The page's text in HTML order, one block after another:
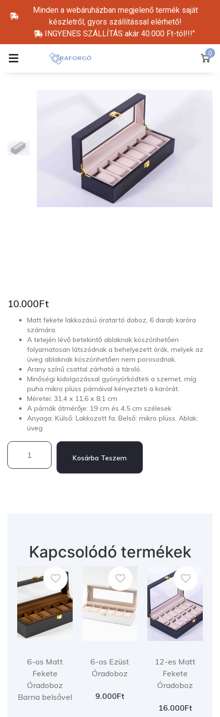
Minden a webáruházban megjelenő termék saját
készletről, gyors szállítással elérhető!
INGYENES SZÁLLÍTÁS akár 40.000 Ft-tól!!!"
0
10.000Ft
Matt fekete lakkozású óratartó doboz, 6 darab karóra
számára.
A tetején lévő betekintő ablaknak köszönhetően
folyamatosan látszódnak a behelyezett órák, melyek az
üveg ablaknak köszönhetően nem porosodnak.
Arany színű csattal zárható a tároló.
Minőségi kidolgozással gyönyörködteti a szemet, míg
puha mikro plüss párnáival kényezteti a karórát.
Méretei: 31,4 x 11,6 x 8,1 cm
A párnák átmérője: 19 cm és 4,5 cm szélesek
Anyaga: Külső: Lakkozott fa. Belső: mikro plüss. Ablak:
üveg
Kosárba Teszem
Kapcsolódó termékek
6-os Matt
Fekete
Óradoboz
Barna belsővel
6-os Ezüst
Óradoboz
9.000Ft
12-es Matt
Fekete
Óradoboz
16.000Ft